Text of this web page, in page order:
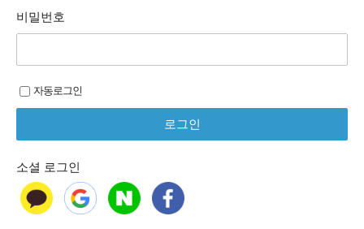
비밀번호
자동로그인
소셜 로그인